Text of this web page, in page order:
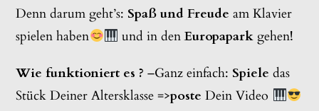
Denn darum geht’s: Spaß und Freude am Klavier
spielen haben
und in denEuropapark gehen!
Wie funktioniert es ? –Ganz einfach: Spiele das
Stück Deiner Altersklasse =>poste Dein Video